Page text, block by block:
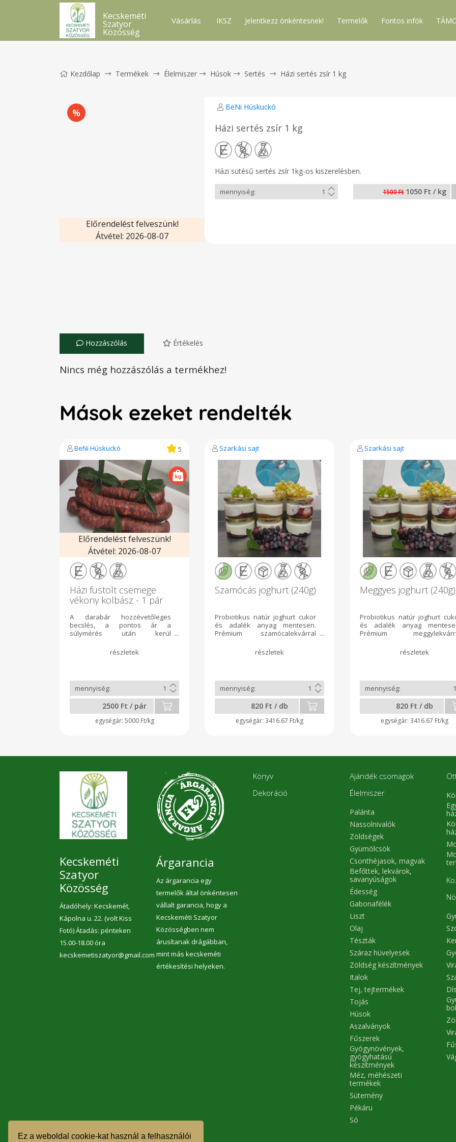
Ez a weboldal cookie-kat használ a felhasználói
Kecskeméti
Szatyor
Közösség
Vásárlás IKSZ Jelentkezz önkéntesnek! Termelők Fontos infók
Kezdőlap Termékek Élelmiszer Húsok Sertés Házi sertés zsír 1 kg
Előrendelést felveszünk!
Átvétel: 2026-08-07
BeNi Húskuckó
Házi sertés zsír 1 kg
Házi sütésű sertés zsír 1kg-os kiszerelésben.
1500 Ft 1050 Ft / kg
Hozzászólás Értékelés
Nincs még hozzászólás a termékhez!
Mások ezeket rendelték
BeNi Húskuckó 5
Előrendelést felveszünk!
Átvétel: 2026-08-07
Házi füstölt csemege
vékony kolbász - 1 pár
A darabár hozzévetőleges
becslés, a pontos ár a
súlymérés után kerül
ízvilággal készült termék.
Félszáraz szelhető állapotú,
nitritmentes só, fűszerkömeny,
fűszerpaprika, fokhagymapor.
2500 Ft / pár
5000 Ft/kg
Szarkási sajt
Szamócás joghurt (240g)
Probiotikus natúr joghurt cukor
és adalék anyag mentesen.
Prémium szamócalekvárral
üvegben. A feltüntetett ár a
termék ára. A csomagolás vagyis
nincs szükséged rá és
visszahozod nekünk azt
megköszönjük.
820 Ft / db
3416.67 Ft/kg
Szarkási sajt
Meggyes joghurt (240g)
Probiotikus natúr joghurt
és adalék anyag
Prémium
üvegben. A feltüntetett ár
termék ára. A csomagolás
nincs szükséged rá
visszahozod nekünk
megköszönjük.
820 Ft / db
3416.67 Ft/kg
Kecskeméti
Szatyor
Közösség
Átadóhely: Kecskemét,
Kápolna u. 22. (volt Kiss
Fotó) Átadás: pénteken
15.00-18.00 óra
kecskemetiszatyor@gmail.com
Árgarancia
Az árgarancia egy
termelők által önkéntesen
vállalt garancia, hogy a
Kecskeméti Szatyor
Közösségben nem
árusítanak drágábban,
mint más kecskeméti
értékesítési helyeken.
Könyv
Dekoráció
Ajándék csomagok
Élelmiszer
Palánta
Nassolnivalók
Zöldségek
Gyümölcsök
Csonthéjasok, magvak
Befőttek, lekvárok,
savanyúságok
Édesség
Gabonafélék
Liszt
Olaj
Tészták
Száraz hüvelyesek
Zöldség készítmények
Italok
Tej, tejtermékek
Tojás
Húsok
Aszalványok
Fűszerek
Gyógynövények,
gyógyhatású
készítmények
Méz, méhészeti
termékek
Sütemény
Pékáru
Só